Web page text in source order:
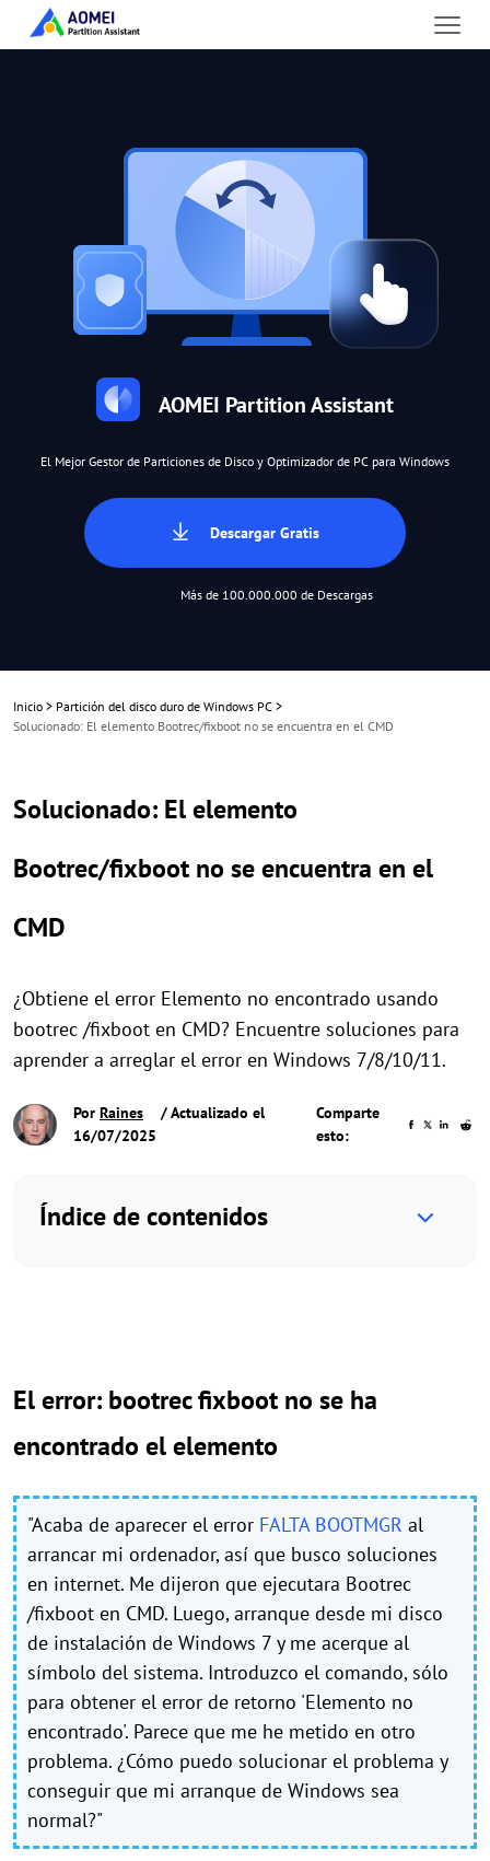
AOMEI Partition Assistant
El Mejor Gestor de Particiones de Disco y Optimizador de PC para Windows
Descargar Gratis
Más de 100.000.000 de Descargas
Inicio > Partición del disco duro de Windows PC >
Solucionado: El elemento Bootrec/fixboot no se encuentra en el CMD
Solucionado: El elemento
Bootrec/fixboot no se encuentra en el
CMD
¿Obtiene el error Elemento no encontrado usando
bootrec /fixboot en CMD? Encuentre soluciones para
aprender a arreglar el error en Windows 7/8/10/11.
Por Raines
/ Actualizado el
16/07/2025
Comparte
esto:
Índice de contenidos
El error: bootrec fixboot no se ha
encontrado el elemento
"Acaba de aparecer el error FALTA BOOTMGR al
arrancar mi ordenador, así que busco soluciones
en internet. Me dijeron que ejecutara Bootrec
/fixboot en CMD. Luego, arranque desde mi disco
de instalación de Windows 7 y me acerque al
símbolo del sistema. Introduzco el comando, sólo
para obtener el error de retorno 'Elemento no
encontrado'. Parece que me he metido en otro
problema. ¿Cómo puedo solucionar el problema y
conseguir que mi arranque de Windows sea
normal?"